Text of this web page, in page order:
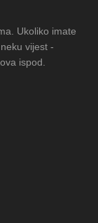
Ukoliko imate
vijest -
ispod.